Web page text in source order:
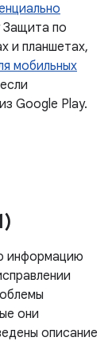
Защита по
и планшетах,
мобильных
Google Play.
информацию
они
описание